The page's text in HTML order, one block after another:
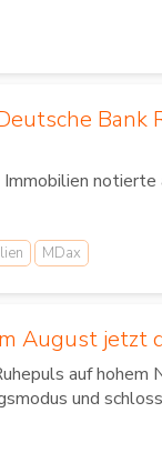
Bank
notierte
MDax
August jetzt
auf hohem
und